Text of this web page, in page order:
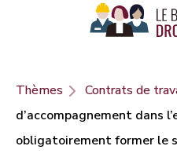
Panneau de gestion des cookies
Thèmes Contrats de
d’accompagnement dans
obligatoirement former le